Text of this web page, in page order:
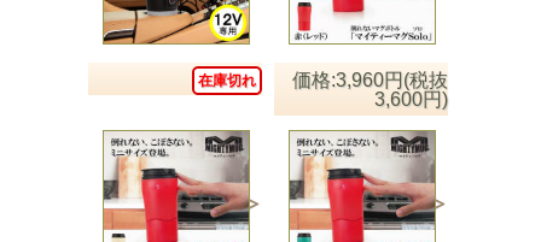
在庫切れ
価格:3,960円(税抜
3,600円)